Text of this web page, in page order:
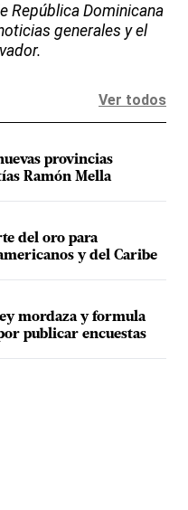
República Dominicana
generales y el
Ver todos
provincias
Ramón Mella
del oro para
y del Caribe
mordaza y formula
publicar encuestas